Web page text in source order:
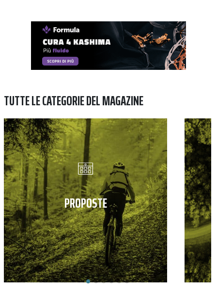
TUTTE LE CATEGORIE DEL MAGAZINE
PROPOSTE